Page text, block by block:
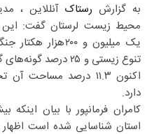
به گزارش رستاکآنللاین ،
محیط زیست لرستان گفت: این
تنوع زیستی و ۲۵ درصد
اکنون ۱۱.۳ درصد
دارد.